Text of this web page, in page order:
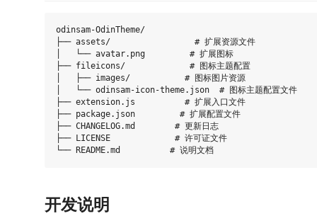
odinsam-OdinTheme/
├── assets/                 # 扩展资源文件
│   └── avatar.png         # 扩展图标
├── fileicons/             # 图标主题配置
│   ├── images/           # 图标图片资源
│   └── odinsam-icon-theme.json  # 图标主题配置文件
├── extension.js          # 扩展入口文件
├── package.json         # 扩展配置文件
├── CHANGELOG.md        # 更新日志
├── LICENSE             # 许可证文件
开发说明